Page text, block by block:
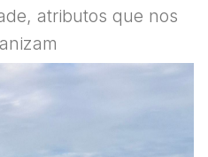
atributos que nos